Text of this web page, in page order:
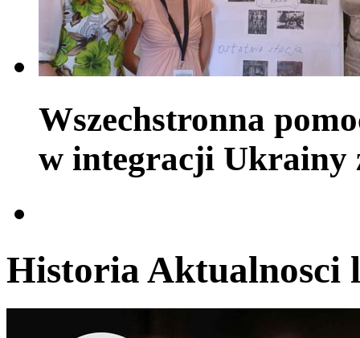
Wszechstronna
w integracji Ukrainy
Historia Aktualnosci